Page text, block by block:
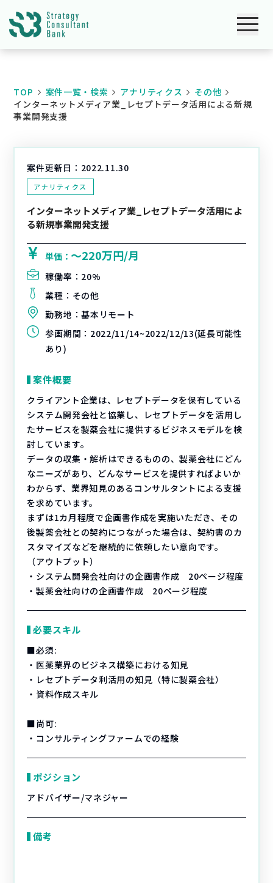
TOP 案件一覧・検索 アナリティクス
その他
インターネットメディア業_レセプトデータ活用による新規
事業開発支援
案件更新日： 2022.11.30
アナリティクス
インターネットメディア業_レセプトデータ活用によ
る新規事業開発支援
単価：〜220万円/月
稼働率： 20%
業種： その他
勤務地：基本リモート
参画期間： 2022/11/14~2022/12/13(延長可能性
あり)
案件概要
クライアント企業は、レセプトデータを保有している
システム開発会社と協業し、レセプトデータを活用し
たサービスを製薬会社に提供するビジネスモデルを検
討しています。
データの収集・解析はできるものの、製薬会社にどん
なニーズがあり、どんなサービスを提供すればよいか
わからず、業界知見のあるコンサルタントによる支援
を求めています。
まずは1カ月程度で企画書作成を実施いただき、その
後製薬会社との契約につながった場合は、契約書のカ
スタマイズなどを継続的に依頼したい意向です。
（アウトプット）
・システム開発会社向けの企画書作成 20ページ程度
・製薬会社向けの企画書作成 20ページ程度
必要スキル
■必須:
・医薬業界のビジネス構築における知見
・レセプトデータ利活用の知見（特に製薬会社）
・資料作成スキル
■尚可:
・コンサルティングファームでの経験
ポジション
アドバイザー/マネジャー
備考